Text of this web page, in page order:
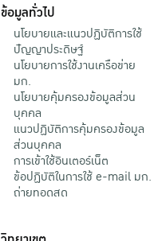
ข้อมูลทั่วไป
นโยบายและแนวปฏิบัติการใช้
ปัญญาประดิษฐ์
นโยบายการใช้งานเครือข่าย
มก.
นโยบายคุ้มครองข้อมูลส่วน
บุคคล
แนวปฏิบัติการคุ้มครองข้อมูล
ส่วนบุคคล
การเข้าใช้อินเตอร์เน็ต
ข้อปฏิบัติในการใช้ e-mail มก.
ถ่ายทอดสด